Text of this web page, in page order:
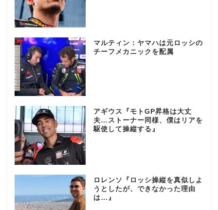
マルティン：ヤマハは元ロッシの
チーフメカニックを配属
アギウス『モトGP昇格は大丈
夫…ストーナー同様、僕はリアを
駆使して操縦する』
ロレンソ『ロッシ操縦を真似しよ
うとしたが、できなかった理由
は…』